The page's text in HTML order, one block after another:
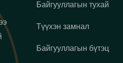
Байгууллагын тухай
Түүхэн замнал
Байгууллагын бүтэц